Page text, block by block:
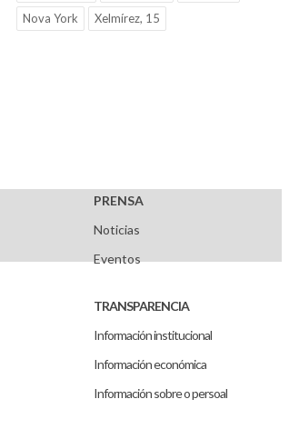
Nova York
Xelmírez, 15
PRENSA
Noticias
Eventos
TRANSPARENCIA
Información institucional
Información económica
Información sobre o persoal